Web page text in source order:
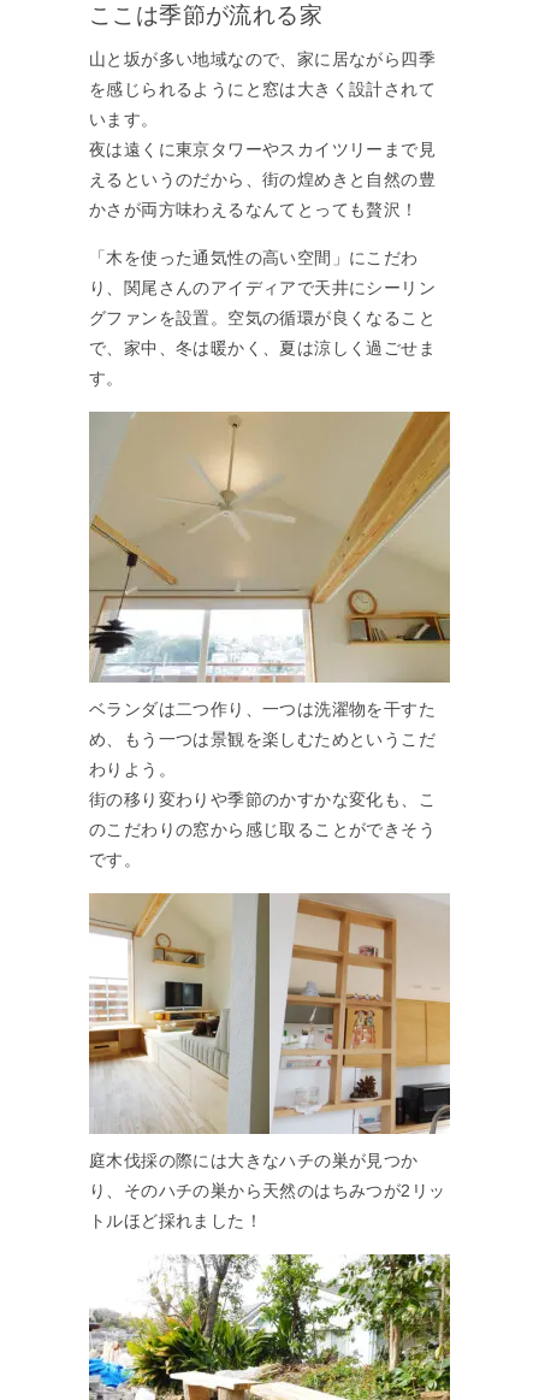
ここは季節が流れる家
山と坂が多い地域なので、家に居ながら四季
を感じられるようにと窓は大きく設計されて
います。
夜は遠くに東京タワーやスカイツリーまで見
えるというのだから、街の煌めきと自然の豊
かさが両方味わえるなんてとっても贅沢！
「木を使った通気性の高い空間」にこだわ
り、関尾さんのアイディアで天井にシーリン
グファンを設置。空気の循環が良くなること
で、家中、冬は暖かく、夏は涼しく過ごせま
す。
ベランダは二つ作り、一つは洗濯物を干すた
め、もう一つは景観を楽しむためというこだ
わりよう。
街の移り変わりや季節のかすかな変化も、こ
のこだわりの窓から感じ取ることができそう
です。
庭木伐採の際には大きなハチの巣が見つか
り、そのハチの巣から天然のはちみつが2リッ
トルほど採れました！